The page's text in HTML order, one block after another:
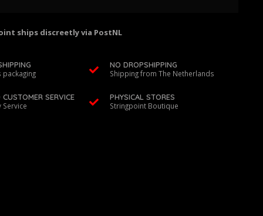
ships discreetly via PostNL
NO DROPSHIPPING
Shipping from The Netherlands
CUSTOMER SERVICE
PHYSICAL STORES
Stringpoint Boutique